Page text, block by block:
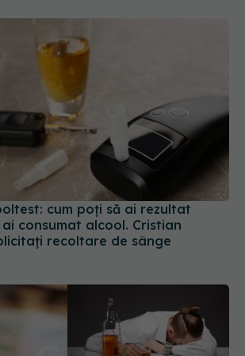
consumat alcool. Cristian
recoltare de sânge